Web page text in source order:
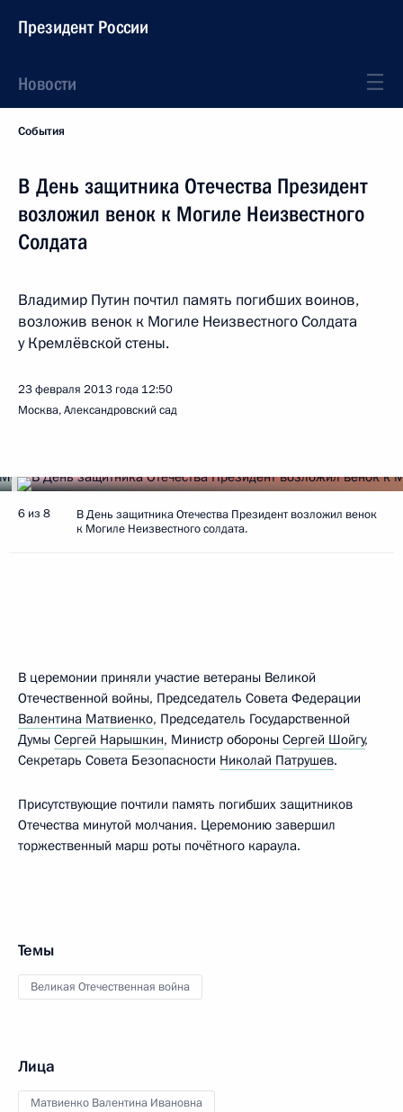
Президент России
Новости
События
В День защитника Отечества Президент
возложил венок к Могиле Неизвестного
Солдата
Владимир Путин почтил память погибших воинов,
возложив венок к Могиле Неизвестного Солдата
у Кремлёвской стены.
23 февраля 2013 года 12:50
Москва, Александровский сад
6 из 8
В День защитника Отечества Президент возложил венок
к Могиле Неизвестного солдата.
В церемонии приняли участие ветераны Великой
Отечественной войны, Председатель Совета Федерации
Валентина Матвиенко, Председатель Государственной
Думы Сергей Нарышкин, Министр обороны Сергей Шойгу,
Секретарь Совета Безопасности Николай Патрушев.
Присутствующие почтили память погибших защитников
Отечества минутой молчания. Церемонию завершил
торжественный марш роты почётного караула.
Темы
Великая Отечественная война
Лица
Матвиенко Валентина Ивановна